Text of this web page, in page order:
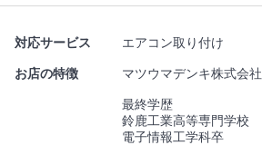
対応サービス エアコン取り付け
お店の特徴 マツウマデンキ株式会
最終学歴
鈴鹿工業高等専門学校
電子情報工学科卒